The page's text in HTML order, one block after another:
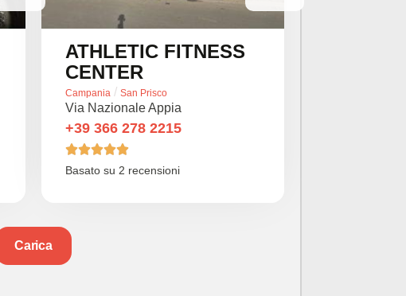
ATHLETIC FITNESS
CENTER
Campania / San Prisco
Via Nazionale Appia
+39 366 278 2215

Basato su 2 recensioni
Carica